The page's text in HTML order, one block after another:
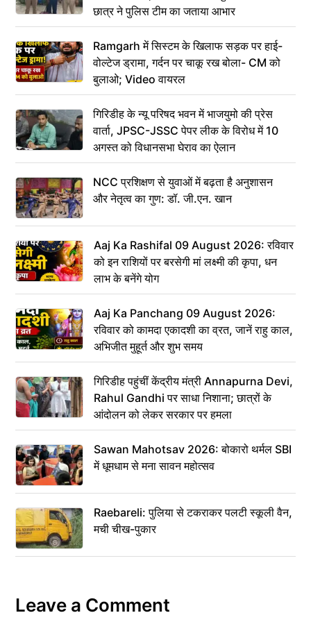
छात्र ने पुलिस टीम का जताया आभार
Ramgarh में सिस्टम के खिलाफ सड़क पर हाई-
वोल्टेज ड्रामा, गर्दन पर चाकू रख बोला- CM को
बुलाओ; Video वायरल
गिरिडीह के न्यू परिषद भवन में भाजयुमो की प्रेस
वार्ता, JPSC-JSSC पेपर लीक के विरोध में 10
अगस्त को विधानसभा घेराव का ऐलान
NCC प्रशिक्षण से युवाओं में बढ़ता है अनुशासन
और नेतृत्व का गुण: डॉ. जी.एन. खान
Aaj Ka Rashifal 09 August 2026: रविवार
को इन राशियों पर बरसेगी मां लक्ष्मी की कृपा, धन
लाभ के बनेंगे योग
Aaj Ka Panchang 09 August 2026:
रविवार को कामदा एकादशी का व्रत, जानें राहु काल,
अभिजीत मुहूर्त और शुभ समय
गिरिडीह पहुंचीं केंद्रीय मंत्री Annapurna Devi,
Rahul Gandhi पर साधा निशाना; छात्रों के
आंदोलन को लेकर सरकार पर हमला
Sawan Mahotsav 2026: बोकारो थर्मल SBI
में धूमधाम से मना सावन महोत्सव
Raebareli: पुलिया से टकराकर पलटी स्कूली वैन,
मची चीख-पुकार
Leave a Comment